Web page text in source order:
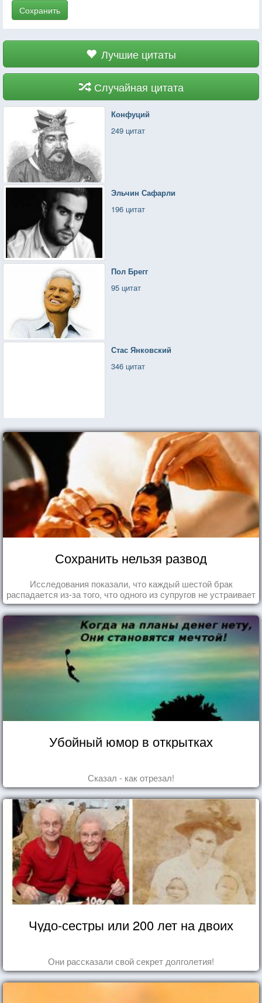
Сохранить
Лучшие цитаты
Случайная цитата
Конфуций
249 цитат
Эльчин Сафарли
196 цитат
Пол Брегг
95 цитат
Стас Янковский
346 цитат
Сохранить нельзя развод
Исследования показали, что каждый шестой брак
распадается из-за того, что одного из супругов не устраивает
та роль, которая выпала ему в семье.
Убойный юмор в открытках
Сказал - как отрезал!
Чудо-сестры или 200 лет на двоих
Они рассказали свой секрет долголетия!